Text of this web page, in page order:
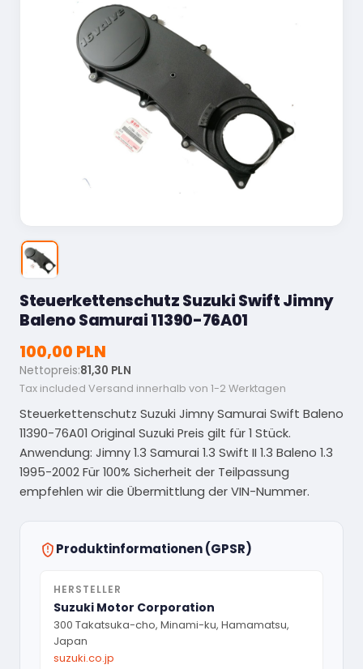
Steuerkettenschutz Suzuki Swift Jimny
Baleno Samurai 11390-76A01
100,00 PLN
Nettopreis:81,30 PLN
Tax included Versand innerhalb von 1-2 Werktagen
Steuerkettenschutz Suzuki Jimny Samurai Swift Baleno
11390-76A01 Original Suzuki Preis gilt für 1 Stück.
Anwendung: Jimny 1.3 Samurai 1.3 Swift II 1.3 Baleno 1.3
1995-2002 Für 100% Sicherheit der Teilpassung
empfehlen wir die Übermittlung der VIN-Nummer.
Produktinformationen (GPSR)
HERSTELLER
Suzuki Motor Corporation
300 Takatsuka-cho, Minami-ku, Hamamatsu,
Japan
suzuki.co.jp